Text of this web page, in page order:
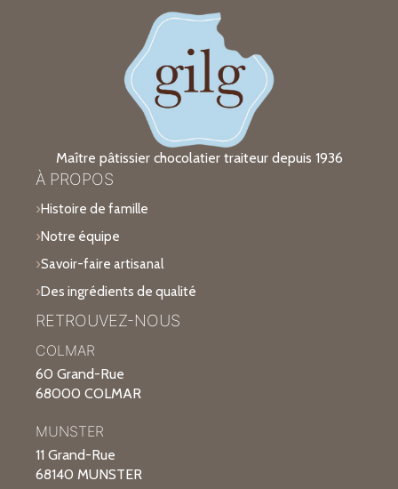
Maître pâtissier chocolatier traiteur depuis 1936
À PROPOS
Histoire de famille
Notre équipe
Savoir-faire artisanal
Des ingrédients de qualité
RETROUVEZ-NOUS
COLMAR
60 Grand-Rue
68000 COLMAR
MUNSTER
11 Grand-Rue
68140 MUNSTER